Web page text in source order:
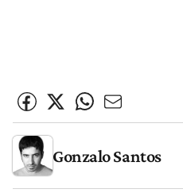
Gonzalo Santos